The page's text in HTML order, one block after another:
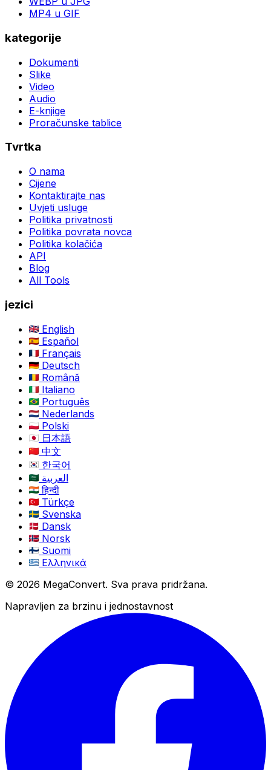
MP4 u GIF
kategorije
Dokumenti
Slike
Video
Audio
E-knjige
Proračunske tablice
Tvrtka
O nama
Cijene
Kontaktirajte nas
Uvjeti usluge
Politika privatnosti
Politika povrata novca
Politika kolačića
API
Blog
All Tools
jezici
English
Español
Français
Deutsch
Română
Italiano
Português
Nederlands
Polski
日本語
中文
한국어
العربية
हिन्दी
Türkçe
Svenska
Dansk
Norsk
Suomi
Ελληνικά
© 2026 MegaConvert. Sva prava pridržana.
Napravljen za brzinu i jednostavnost